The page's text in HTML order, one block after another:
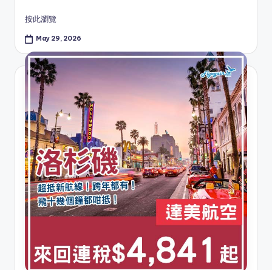
按此瀏覽
May 29, 2026